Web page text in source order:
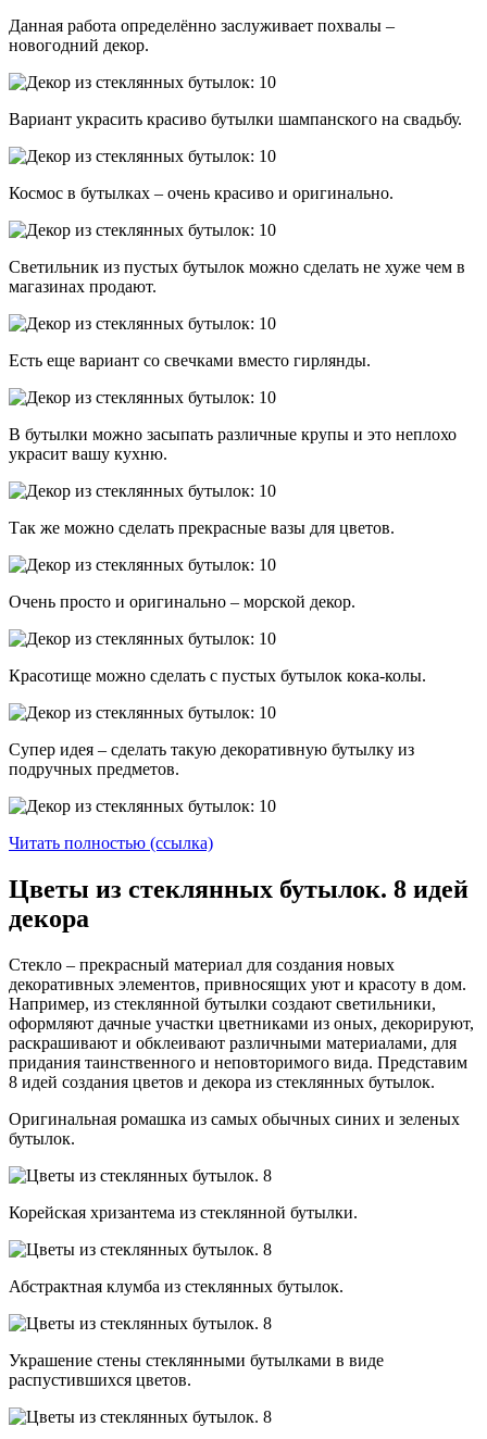
Данная работа определённо заслуживает похвалы –
новогодний декор.
Вариант украсить красиво бутылки шампанского на свадьбу.
Космос в бутылках – очень красиво и оригинально.
Светильник из пустых бутылок можно сделать не хуже чем в
магазинах продают.
Есть еще вариант со свечками вместо гирлянды.
В бутылки можно засыпать различные крупы и это неплохо
украсит вашу кухню.
Так же можно сделать прекрасные вазы для цветов.
Очень просто и оригинально – морской декор.
Красотище можно сделать с пустых бутылок кока-колы.
Супер идея – сделать такую декоративную бутылку из
подручных предметов.
Читать полностью (ссылка)
Цветы из стеклянных бутылок. 8 идей
декора
Стекло – прекрасный материал для создания новых
декоративных элементов, привносящих уют и красоту в дом.
Например, из стеклянной бутылки создают светильники,
оформляют дачные участки цветниками из оных, декорируют,
раскрашивают и обклеивают различными материалами, для
придания таинственного и неповторимого вида. Представим
8 идей создания цветов и декора из стеклянных бутылок.
Оригинальная ромашка из самых обычных синих и зеленых
бутылок.
Корейская хризантема из стеклянной бутылки.
Абстрактная клумба из стеклянных бутылок.
Украшение стены стеклянными бутылками в виде
распустившихся цветов.